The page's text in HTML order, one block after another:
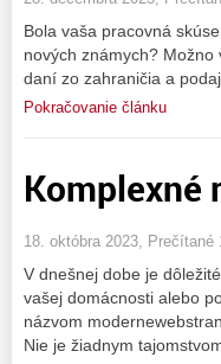
Bola vaša pracovná
nových známych?
daní zo zahraničia a
Pokračovanie článku
Komplexné
18. októbra 2023, Prečítané
V dnešnej dobe je
vašej domácnosti alebo
názvom
Nie je žiadnym